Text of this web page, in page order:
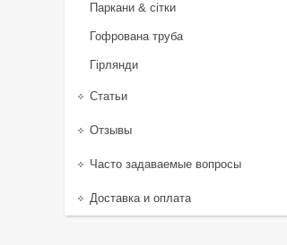
Паркани & сітки
Гофрована труба
Гірлянди
Статьи
Отзывы
Часто задаваемые вопросы
Доставка и оплата